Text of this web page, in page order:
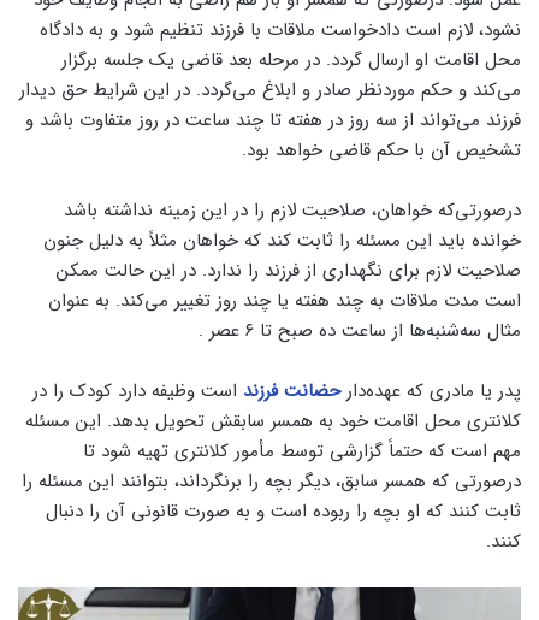
نشود، لازم است دادخواست ملاقات با فرزند تنظیم شود و به دادگاه
محل اقامت او ارسال گردد. در مرحله بعد قاضی یک جلسه برگزار
می‌کند و حکم موردنظر صادر و ابلاغ می‌گردد. در این شرایط حق دیدار
فرزند می‌تواند از سه روز در هفته تا چند ساعت در روز متفاوت باشد و
تشخیص آن با حکم قاضی خواهد بود.
درصورتی‌که خواهان، صلاحیت لازم را در این زمینه نداشته باشد
خوانده باید این مسئله را ثابت کند که خواهان مثلاً به دلیل جنون
صلاحیت لازم برای نگهداری از فرزند را ندارد. در این حالت ممکن
است مدت ملاقات به چند هفته یا چند روز تغییر می‌کند. به عنوان
مثال سه‌شنبه‌ها از ساعت ده صبح تا ۶ عصر .
پدر یا مادری که عهده‌دارحضانت فرزند است وظیفه دارد کودک را در
کلانتری محل اقامت خود به همسر سابقش تحویل بدهد. این مسئله
مهم است که حتماً گزارشی توسط مأمور کلانتری تهیه شود تا
درصورتی‌ که همسر سابق، دیگر بچه را برنگرداند، بتوانند این مسئله را
ثابت کنند که او بچه را ربوده است و به صورت قانونی آن را دنبال
کنند.